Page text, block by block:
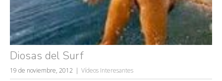
Diosas del Surf
19 de noviembre, 2012 Vídeos Interesantes